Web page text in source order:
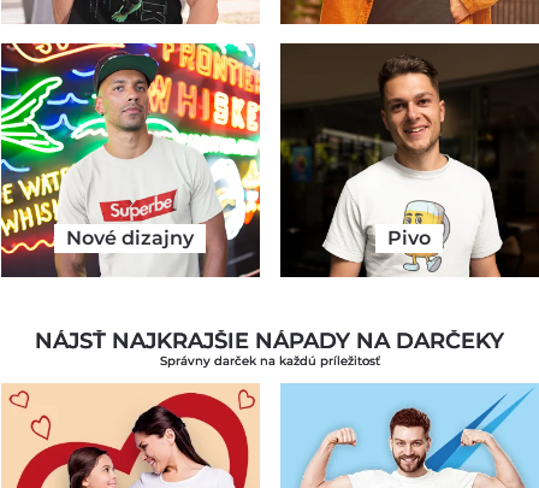
Pivo
Nové dizajny
NÁJSŤ NAJKRAJŠIE NÁPADY NA DARČEKY
Správny darček na každú príležitosť